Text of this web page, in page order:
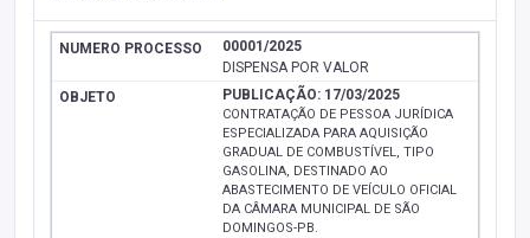
00001/2025
DISPENSA POR VALOR
PUBLICAÇÃO: 17/03/2025
CONTRATAÇÃO DE PESSOA JURÍDICA
ESPECIALIZADA PARA AQUISIÇÃO
GRADUAL DE COMBUSTÍVEL, TIPO
GASOLINA, DESTINADO AO
ABASTECIMENTO DE VEÍCULO OFICIAL
DA CÂMARA MUNICIPAL DE SÃO
DOMINGOS-PB.